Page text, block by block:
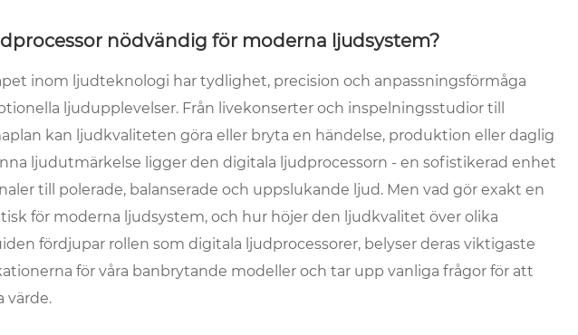
nödvändig för moderna ljudsystem?
inom ljudteknologi har tydlighet, precision och anpassningsförmåga
ljudupplevelser. Från livekonserter och inspelningsstudior till
kan ljudkvaliteten göra eller bryta en händelse, produktion eller daglig
ljudutmärkelse ligger den digitala ljudprocessorn - en sofistikerad enhet
till polerade, balanserade och uppslukande ljud. Men vad gör exakt en
för moderna ljudsystem, och hur höjer den ljudkvalitet över olika
fördjupar rollen som digitala ljudprocessorer, belyser deras viktigaste
för våra banbrytande modeller och tar upp vanliga frågor för att
värde.